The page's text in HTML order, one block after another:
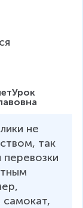
не
так
перевозки